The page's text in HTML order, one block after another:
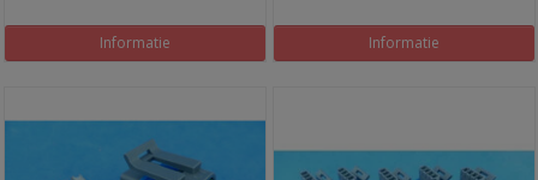
Informatie Informatie